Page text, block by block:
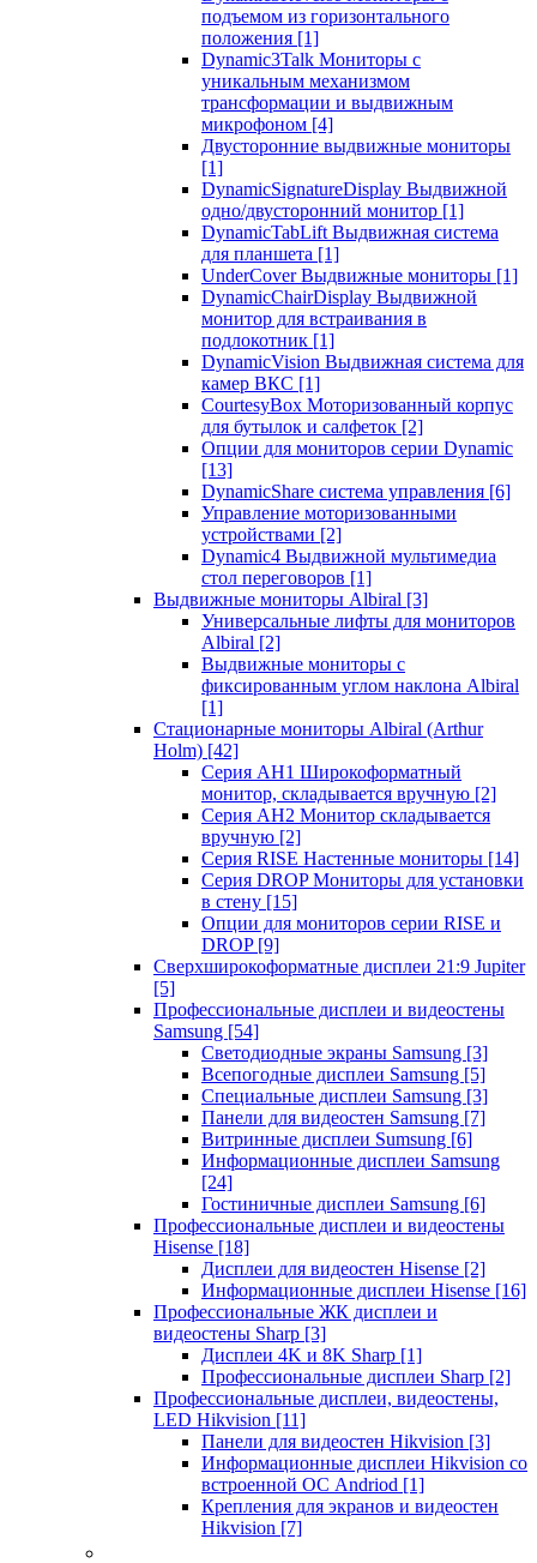
подъемом из горизонтального
положения [1]
Dynamic3Talk Мониторы с
уникальным механизмом
трансформации и выдвижным
микрофоном [4]
Двусторонние выдвижные мониторы
[1]
DynamicSignatureDisplay Выдвижной
одно/двусторонний монитор [1]
DynamicTabLift Выдвижная система
для планшета [1]
UnderCover Выдвижные мониторы [1]
DynamicChairDisplay Выдвижной
монитор для встраивания в
подлокотник [1]
DynamicVision Выдвижная система для
камер ВКС [1]
CourtesyBox Моторизованный корпус
для бутылок и салфеток [2]
Опции для мониторов серии Dynamic
[13]
DynamicShare система управления [6]
Управление моторизованными
устройствами [2]
Dynamic4 Выдвижной мультимедиа
стол переговоров [1]
Выдвижные мониторы Albiral [3]
Универсальные лифты для мониторов
Albiral [2]
Выдвижные мониторы с
фиксированным углом наклона Albiral
[1]
Стационарные мониторы Albiral (Arthur
Holm) [42]
Серия AH1 Широкоформатный
монитор, складывается вручную [2]
Серия AH2 Монитор складывается
вручную [2]
Серия RISE Настенные мониторы [14]
Серия DROP Мониторы для установки
в стену [15]
Опции для мониторов серии RISE и
DROP [9]
Сверхширокоформатные дисплеи 21:9 Jupiter
[5]
Профессиональные дисплеи и видеостены
Samsung [54]
Светодиодные экраны Samsung [3]
Всепогодные дисплеи Samsung [5]
Специальные дисплеи Samsung [3]
Панели для видеостен Samsung [7]
Витринные дисплеи Sumsung [6]
Информационные дисплеи Samsung
[24]
Гостиничные дисплеи Samsung [6]
Профессиональные дисплеи и видеостены
Hisense [18]
Дисплеи для видеостен Hisense [2]
Информационные дисплеи Hisense [16]
Профессиональные ЖК дисплеи и
видеостены Sharp [3]
Дисплеи 4K и 8K Sharp [1]
Профессиональные дисплеи Sharp [2]
Профессиональные дисплеи, видеостены,
LED Hikvision [11]
Панели для видеостен Hikvision [3]
Информационные дисплеи Hikvision со
встроенной ОС Andriod [1]
Крепления для экранов и видеостен
Hikvision [7]